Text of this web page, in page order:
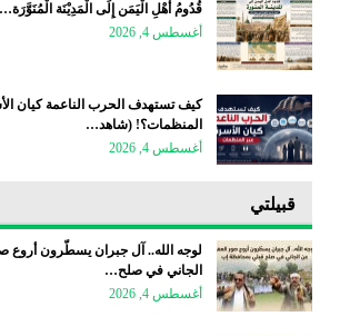
قُدُومُ أَهْلِ الْيَمَن إِلَى الْمَدِيْنَة الْمُنَوَّرَة…
أغسطس 4, 2026
كيف تستهدف الحرب الناعمة كيان
المنظمات؟! (شاهد…
أغسطس 4, 2026
قبيلتي
لوجه الله.. آل جبران يسطّرون أروع
الجاني في صلح…
أغسطس 4, 2026